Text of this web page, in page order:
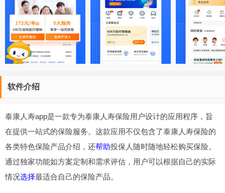
软件介绍
泰康人寿app是一款专为泰康人寿保险用户设计的应用程序，旨
在提供一站式的保险服务。这款应用不仅包含了泰康人寿保险的
各类特色保险产品介绍，还帮助投保人随时随地轻松购买保险。
通过独家功能如方案定制和需求评估，用户可以根据自己的实际
情况选择最适合自己的保险产品。